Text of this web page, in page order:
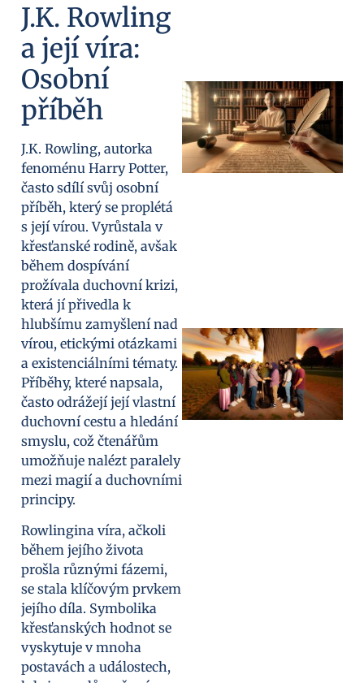
J.K. Rowling
a její víra:
Osobní
příběh
J.K. Rowling, autorka
fenoménu Harry Potter,
často sdílí svůj osobní
příběh, který se proplétá
s její vírou. Vyrůstala v
křesťanské rodině, avšak
během dospívání
prožívala duchovní krizi,
která jí přivedla k
hlubšímu zamyšlení nad
vírou, etickými otázkami
a existenciálními tématy.
Příběhy, které napsala,
často odrážejí její vlastní
duchovní cestu a hledání
smyslu, což čtenářům
umožňuje nalézt paralely
mezi magií a duchovními
principy.
Rowlingina víra, ačkoli
během jejího života
prošla různými fázemi,
se stala klíčovým prvkem
jejího díla. Symbolika
křesťanských hodnot se
vyskytuje v mnoha
postavách a událostech,